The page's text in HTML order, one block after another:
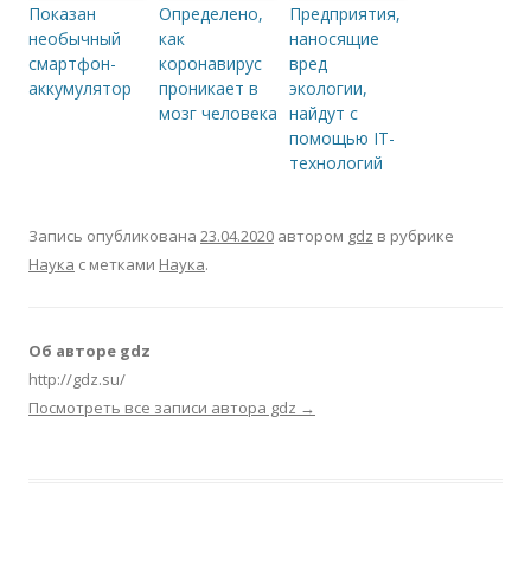
Показан
необычный
смартфон-
аккумулятор
Определено,
как
коронавирус
проникает в
мозг человека
Предприятия,
наносящие
вред
экологии,
найдут с
помощью IT-
технологий
Запись опубликована 23.04.2020 автором gdz в рубрике
Наука с метками Наука.
Об авторе gdz
http://gdz.su/
Посмотреть все записи автора gdz →